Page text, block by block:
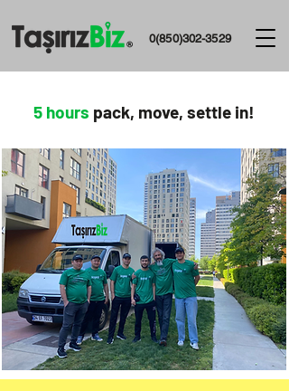
0(850)302-3529
5 hours pack, move, settle in!